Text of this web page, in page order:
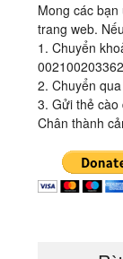
Mong các
trang web.
1. Chuyển
2. Chuyển
3. Gửi thẻ cào
Chân thành